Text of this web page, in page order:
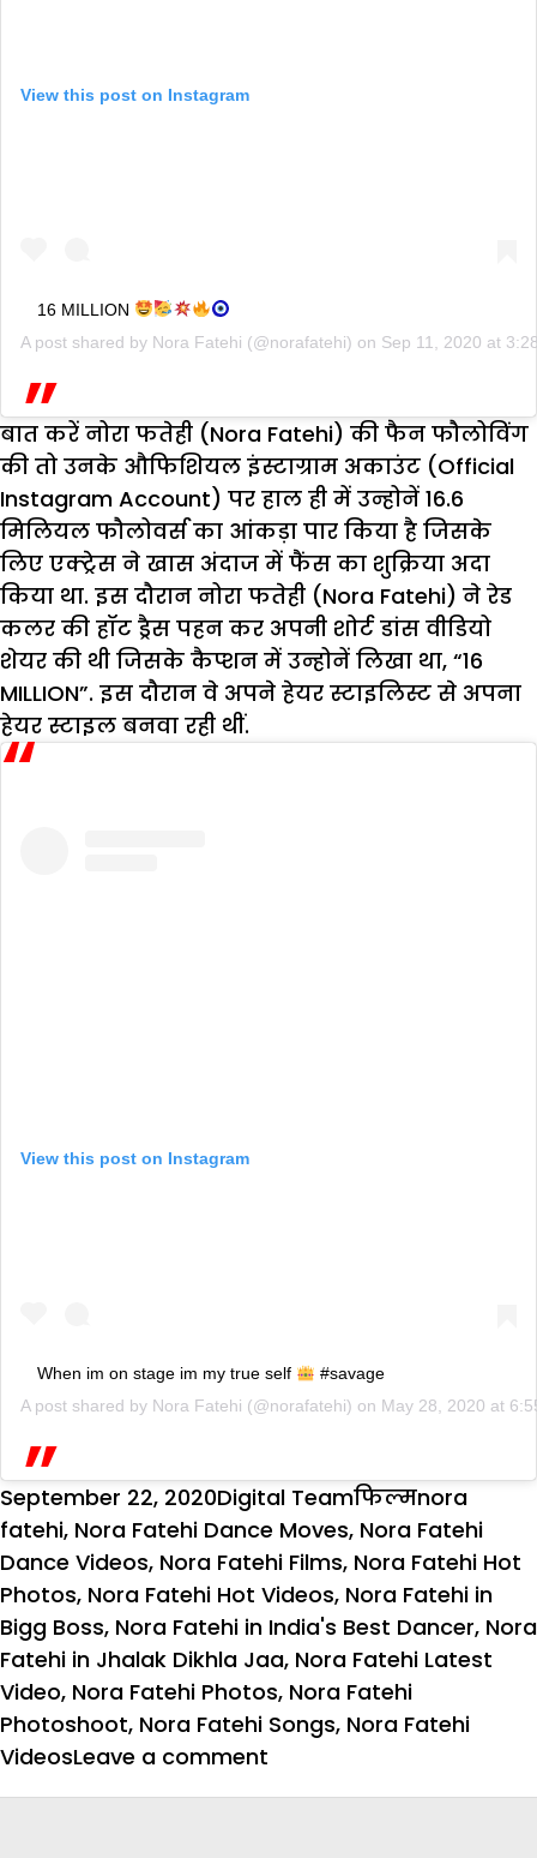
View this post on Instagram
16 MILLION
A post shared by Nora Fatehi (@norafatehi) on Sep 11, 2020 at
बात करें नोरा फतेही (Nora Fatehi) की फैन फौलोविंग
की तो उनके औफिशियल इंस्टाग्राम अकाउंट (Official
Instagram Account) पर हाल ही में उन्होनें 16.6
मिलियल फौलोवर्स का आंकड़ा पार किया है जिसके
लिए एक्ट्रेस ने खास अंदाज में फैंस का शुक्रिया अदा
किया था. इस दौरान नोरा फतेही (Nora Fatehi) ने रेड
कलर की हॉट ड्रैस पहन कर अपनी शोर्ट डांस वीडियो
शेयर की थी जिसके कैप्शन में उन्होनें लिखा था, “16
MILLION”. इस दौरान वे अपने हेयर स्टाइलिस्ट से अपना
हेयर स्टाइल बनवा रही थीं.
View this post on Instagram
When im on stage im my true self
#savage
A post shared by Nora Fatehi (@norafatehi) on May 28, 2020 at
Posted
on
September 22, 2020Author
Digital TeamCategories
फिल्मTags
nora
fatehi, Nora Fatehi Dance Moves, Nora Fatehi
Dance Videos, Nora Fatehi Films, Nora Fatehi Hot
Photos, Nora Fatehi Hot Videos, Nora Fatehi in
Bigg Boss, Nora Fatehi in India's Best Dancer, Nora
Fatehi in Jhalak Dikhla Jaa, Nora Fatehi Latest
Video, Nora Fatehi Photos, Nora Fatehi
Photoshoot, Nora Fatehi Songs, Nora Fatehi
VideosLeave a comment